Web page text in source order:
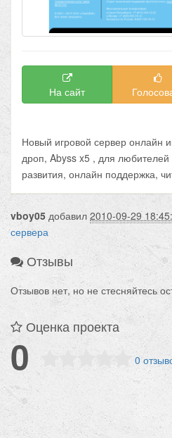
На сайт
Новый игровой сервер онлайн
дроп, Abyss x5 , для любителей
развития, онлайн поддержка,
vboy05 добавил 2010-09-29
сервера
Отзывы
Отзывов нет, но не стесняйтесь
Оценка проекта
0 0